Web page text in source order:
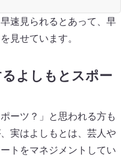
速見られるとあって、早
見せています。
よしもとスポー
ーツ？」と思われる方も
実はよしもとは、芸人や
トをマネジメントしてい